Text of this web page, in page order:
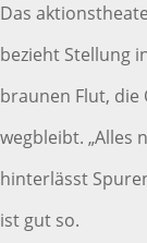
Das
bezieht Stellung
braunen Flut,
wegbleibt. „Alles
hinterlässt
ist gut so.